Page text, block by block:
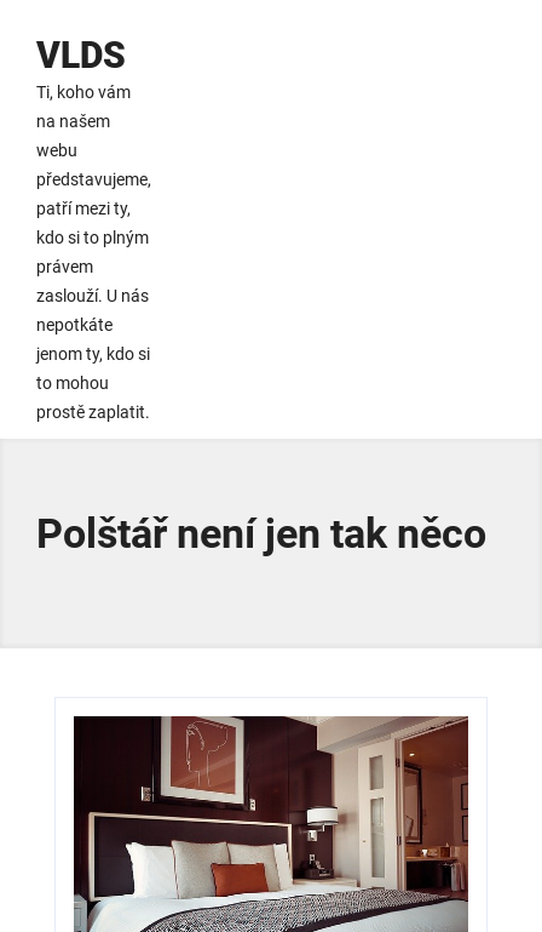
VLDS
Ti, koho vám
na našem
webu
představujeme,
patří mezi ty,
kdo si to plným
právem
zaslouží. U nás
nepotkáte
jenom ty, kdo si
to mohou
prostě zaplatit.
Polštář není jen tak něco